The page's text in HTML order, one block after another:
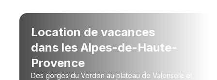
Location de vacances
dans les Alpes-de-Haute-
Provence
Des gorges du Verdon au plateau de Valensole et